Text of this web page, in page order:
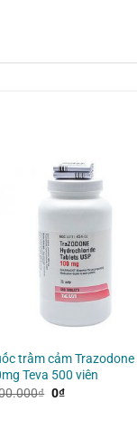
trầm cảm Trazodone
Teva 500 viên
₫ Giá
0₫Giá